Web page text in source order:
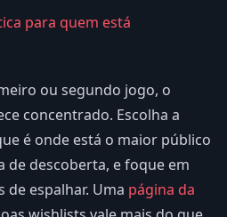
para quem está
ou segundo jogo, o
concentrado. Escolha a
é onde está o maior público
descoberta, e foque em
espalhar. Uma página da